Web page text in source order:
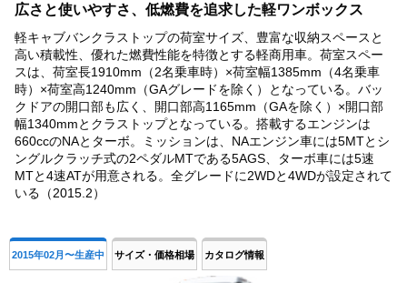
広さと使いやすさ、低燃費を追求した軽ワンボックス
軽キャブバンクラストップの荷室サイズ、豊富な収納スペースと
高い積載性、優れた燃費性能を特徴とする軽商用車。荷室スペー
スは、荷室長1910mm（2名乗車時）×荷室幅1385mm（4名乗車
時）×荷室高1240mm（GAグレードを除く）となっている。バッ
クドアの開口部も広く、開口部高1165mm（GAを除く）×開口部
幅1340mmとクラストップとなっている。搭載するエンジンは
660ccのNAとターボ。ミッションは、NAエンジン車には5MTとシ
ングルクラッチ式の2ペダルMTである5AGS、ターボ車には5速
MTと4速ATが用意される。全グレードに2WDと4WDが設定されて
いる（2015.2）
2015年02月〜生産中 サイズ・価格相場 カタログ情報